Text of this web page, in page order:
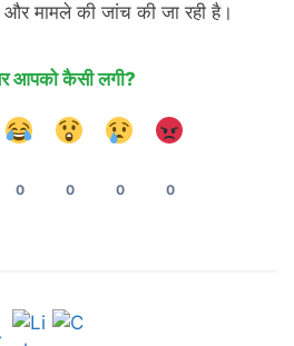
और मामले की जांच की जा रही है।
आपको कैसी लगी?
0 0 0 0